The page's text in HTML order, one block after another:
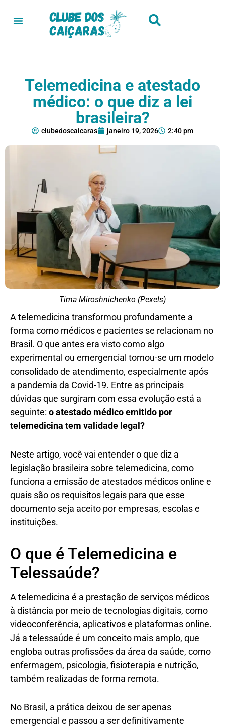
Telemedicina e atestado
médico: o que diz a lei
brasileira?
clubedoscaicaras janeiro 19, 2026 2:40 pm
Tima Miroshnichenko (Pexels)
A telemedicina transformou profundamente a
forma como médicos e pacientes se relacionam no
Brasil. O que antes era visto como algo
experimental ou emergencial tornou-se um modelo
consolidado de atendimento, especialmente após
a pandemia da Covid-19. Entre as principais
dúvidas que surgiram com essa evolução está a
seguinte: o atestado médico emitido por
telemedicina tem validade legal?
Neste artigo, você vai entender o que diz a
legislação brasileira sobre telemedicina, como
funciona a emissão de atestados médicos online e
quais são os requisitos legais para que esse
documento seja aceito por empresas, escolas e
instituições.
O que é Telemedicina e
Telessaúde?
A telemedicina é a prestação de serviços médicos
à distância por meio de tecnologias digitais, como
videoconferência, aplicativos e plataformas online.
Já a telessaúde é um conceito mais amplo, que
engloba outras profissões da área da saúde, como
enfermagem, psicologia, fisioterapia e nutrição,
também realizadas de forma remota.
No Brasil, a prática deixou de ser apenas
emergencial e passou a ser definitivamente